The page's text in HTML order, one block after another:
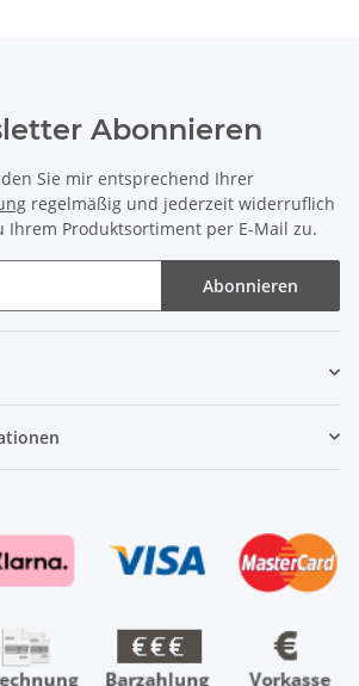
Abonnieren
Sie mir entsprechend Ihrer
regelmäßig und jederzeit widerruflich
Ihrem Produktsortiment per E-Mail zu.
Abonnieren